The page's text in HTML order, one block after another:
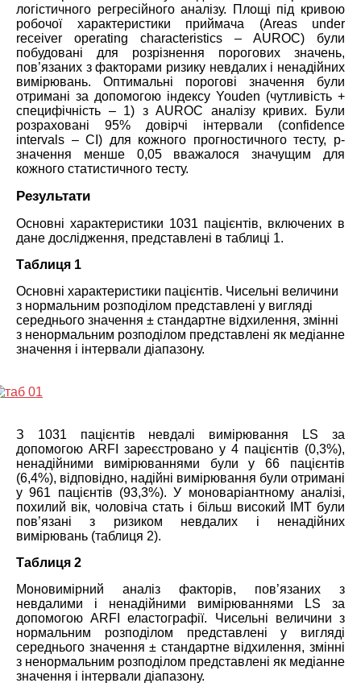
логістичного регресійного аналізу. Площі під кривою
робочої характеристики приймача (Areas under
receiver operating characteristics – AUROC) були
побудовані для розрізнення порогових значень,
пов’язаних з факторами ризику невдалих і ненадійних
вимірювань. Оптимальні порогові значення були
отримані за допомогою індексу Youden (чутливість +
специфічність – 1) з AUROC аналізу кривих. Були
розраховані 95% довірчі інтервали (confidence
intervals – CI) для кожного прогностичного тесту, р-
значення менше 0,05 вважалося значущим для
кожного статистичного тесту.
Результати
Основні характеристики 1031 пацієнтів, включених в
дане дослідження, представлені в таблиці 1.
Таблиця 1
Основні характеристики пацієнтів. Чисельні величини
з нормальним розподілом представлені у вигляді
середнього значення ± стандартне відхилення, змінні
з ненормальним розподілом представлені як медіанне
значення і інтервали діапазону.
З 1031 пацієнтів невдалі вимірювання LS за
допомогою ARFI зареєстровано у 4 пацієнтів (0,3%),
ненадійними вимірюваннями були у 66 пацієнтів
(6,4%), відповідно, надійні вимірювання були отримані
у 961 пацієнтів (93,3%). У моноваріантному аналізі,
похилий вік, чоловіча стать і більш високий ІМТ були
пов’язані з ризиком невдалих і ненадійних
вимірювань (таблиця 2).
Таблиця 2
Моновимірний аналіз факторів, пов’язаних з
невдалими і ненадійними вимірюваннями LS за
допомогою ARFI еластографії. Чисельні величини з
нормальним розподілом представлені у вигляді
середнього значення ± стандартне відхилення, змінні
з ненормальним розподілом представлені як медіанне
значення і інтервали діапазону.